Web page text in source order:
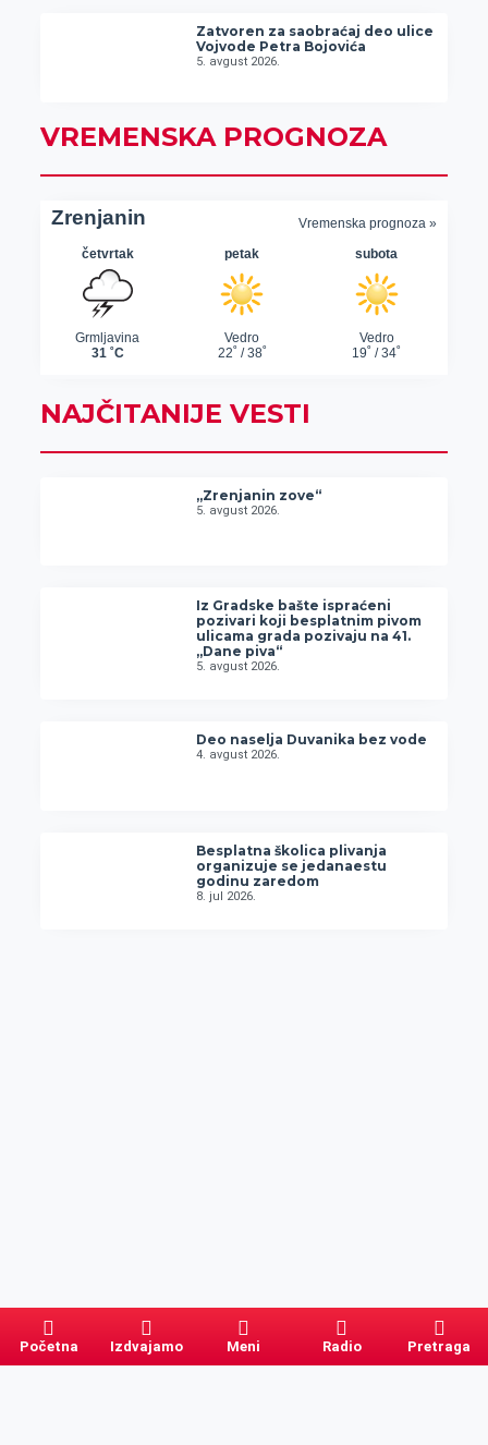
Zatvoren za saobraćaj deo ulice
Vojvode Petra Bojovića
5. avgust 2026.
VREMENSKA PROGNOZA
NAJČITANIJE VESTI
„Zrenjanin zove“
5. avgust 2026.
Iz Gradske bašte ispraćeni
pozivari koji besplatnim pivom
ulicama grada pozivaju na 41.
„Dane piva“
5. avgust 2026.
Deo naselja Duvanika bez vode
4. avgust 2026.
Besplatna školica plivanja
organizuje se jedanaestu
godinu zaredom
8. jul 2026.
Početna Izdvajamo Meni Radio Pretraga